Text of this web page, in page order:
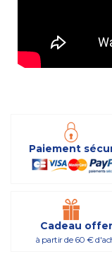
Paiement
Cadeau
à partir de 60 €